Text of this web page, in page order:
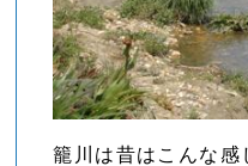
籠川は昔はこんな感